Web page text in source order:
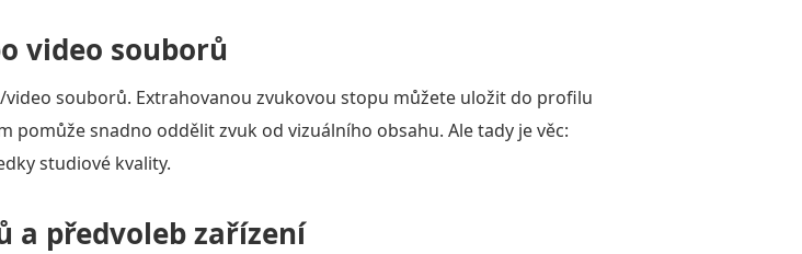
video souborů
souborů. Extrahovanou zvukovou stopu můžete uložit do profilu
snadno oddělit zvuk od vizuálního obsahu. Ale tady je věc:
studiové kvality.
a předvoleb zařízení